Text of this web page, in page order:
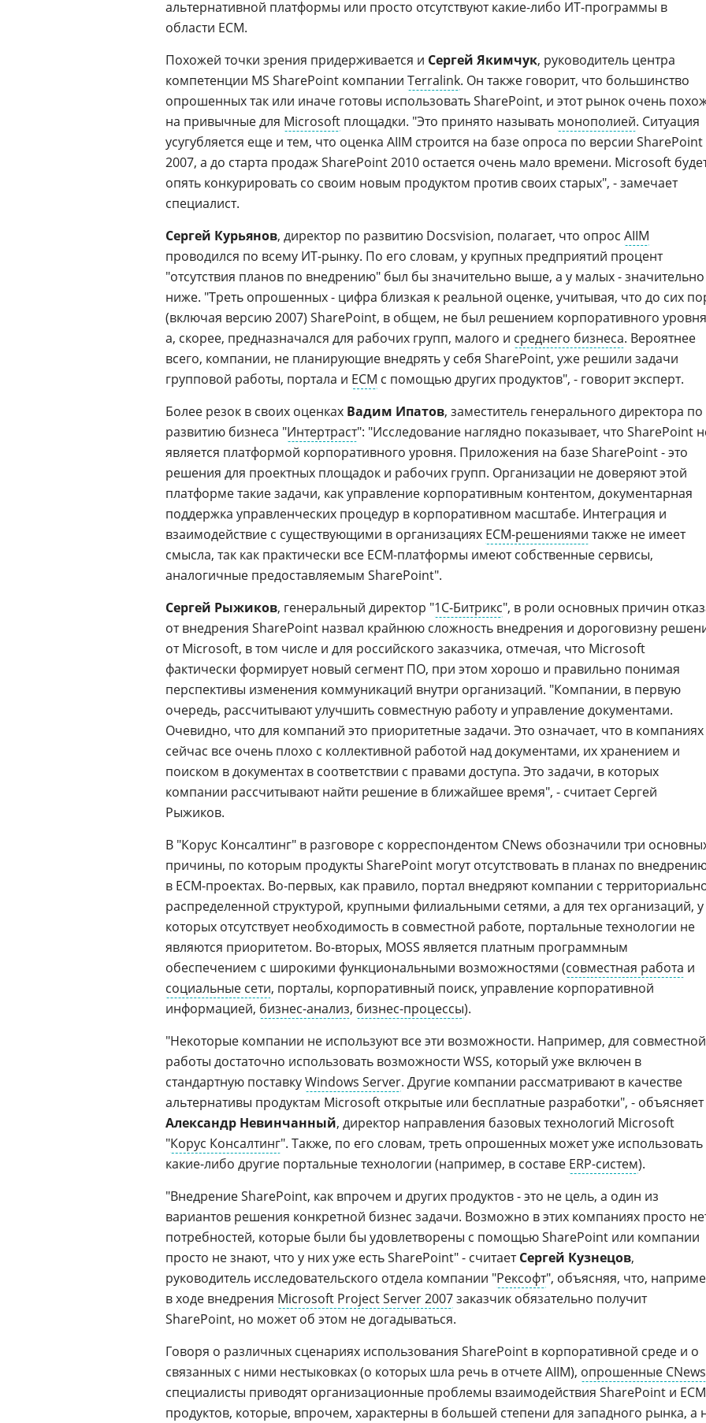
альтернативной платформы или просто отсутствуют какие-либо ИТ-программы в
области ЕСМ.
Похожей точки зрения придерживается и Сергей Якимчук, руководитель центра
компетенции MS SharePoint компании Terralink. Он также говорит, что большинство
опрошенных так или иначе готовы использовать SharePoint, и этот рынок очень
на привычные для Microsoft площадки. "Это принято называть монополией. Ситуация
усугубляется еще и тем, что оценка AIIM строится на базе опроса по версии SharePoint
2007, а до старта продаж SharePoint 2010 остается очень мало времени. Microsoft
опять конкурировать со своим новым продуктом против своих старых", - замечает
специалист.
Сергей Курьянов, директор по развитию Docsvision, полагает, что опрос AIIM
проводился по всему ИТ-рынку. По его словам, у крупных предприятий процент
"отсутствия планов по внедрению" был бы значительно выше, а у малых - значительно
ниже. "Треть опрошенных - цифра близкая к реальной оценке, учитывая, что до сих
(включая версию 2007) SharePoint, в общем, не был решением корпоративного
а, скорее, предназначался для рабочих групп, малого и среднего бизнеса. Вероятнее
всего, компании, не планирующие внедрять у себя SharePoint, уже решили задачи
групповой работы, портала и ECM с помощью других продуктов", - говорит эксперт.
Более резок в своих оценках Вадим Ипатов, заместитель генерального директора по
развитию бизнеса "Интертраст": "Исследование наглядно показывает, что SharePoint
является платформой корпоративного уровня. Приложения на базе SharePoint - это
решения для проектных площадок и рабочих групп. Организации не доверяют этой
платформе такие задачи, как управление корпоративным контентом, документарная
поддержка управленческих процедур в корпоративном масштабе. Интеграция и
взаимодействие с существующими в организациях ЕСМ-решениями также не имеет
смысла, так как практически все ЕСМ-платформы имеют собственные сервисы,
аналогичные предоставляемым SharePoint".
Сергей Рыжиков, генеральный директор "1С-Битрикс", в роли основных причин
от внедрения SharePoint назвал крайнюю сложность внедрения и дороговизну
от Microsoft, в том числе и для российского заказчика, отмечая, что Microsoft
фактически формирует новый сегмент ПО, при этом хорошо и правильно понимая
перспективы изменения коммуникаций внутри организаций. "Компании, в первую
очередь, рассчитывают улучшить совместную работу и управление документами.
Очевидно, что для компаний это приоритетные задачи. Это означает, что в компаниях
сейчас все очень плохо с коллективной работой над документами, их хранением и
поиском в документах в соответствии с правами доступа. Это задачи, в которых
компании рассчитывают найти решение в ближайшее время", - считает Сергей
Рыжиков.
В "Корус Консалтинг" в разговоре с корреспондентом CNews обозначили три
причины, по которым продукты SharePoint могут отсутствовать в планах по
в ECM-проектах. Во-первых, как правило, портал внедряют компании с
распределенной структурой, крупными филиальными сетями, а для тех организаций, у
которых отсутствует необходимость в совместной работе, портальные технологии не
являются приоритетом. Во-вторых, MOSS является платным программным
обеспечением с широкими функциональными возможностями (совместная работа и
социальные сети, порталы, корпоративный поиск, управление корпоративной
информацией, бизнес-анализ, бизнес-процессы).
"Некоторые компании не используют все эти возможности. Например, для совместной
работы достаточно использовать возможности WSS, который уже включен в
стандартную поставкуWindows Server. Другие компании рассматривают в качестве
альтернативы продуктам Microsoft открытые или бесплатные разработки", - объясняет
Александр Невинчанный, директор направления базовых технологий Microsoft
"Корус Консалтинг". Также, по его словам, треть опрошенных может уже использовать
какие-либо другие портальные технологии (например, в составе ERP-систем).
"Внедрение SharePoint, как впрочем и других продуктов - это не цель, а один из
вариантов решения конкретной бизнес задачи. Возможно в этих компаниях просто
потребностей, которые были бы удовлетворены с помощью SharePoint или компании
просто не знают, что у них уже есть SharePoint" - считаетСергей Кузнецов,
руководитель исследовательского отдела компании "Рексофт", объясняя, что,
в ходе внедрения Microsoft Project Server 2007заказчик обязательно получит
SharePoint, но может об этом не догадываться.
Говоря о различных сценариях использования SharePoint в корпоративной среде и о
связанных с ними нестыковках (о которых шла речь в отчете AIIM), опрошенные CNews
специалисты приводят организационные проблемы взаимодействия SharePoint и
продуктов, которые, впрочем, характерны в большей степени для западного рынка, а